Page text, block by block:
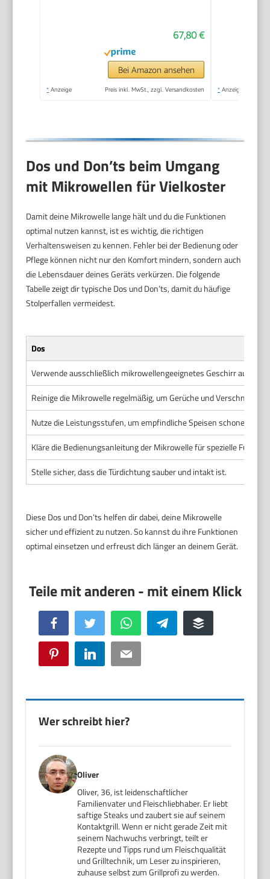
Wärmeverteilung,
17L, Schwarz /
Edelstahl, MW 7886
67,80 €
Bei Amazon ansehen
* Anzeige Preis inkl. MwSt., zzgl. Versandkosten * Anzeige
Dos und Don’ts beim Umgang
mit Mikrowellen für Vielkoster
Damit deine Mikrowelle lange hält und du die Funktionen
optimal nutzen kannst, ist es wichtig, die richtigen
Verhaltensweisen zu kennen. Fehler bei der Bedienung oder
Pflege können nicht nur den Komfort mindern, sondern auch
die Lebensdauer deines Geräts verkürzen. Die folgende
Tabelle zeigt dir typische Dos und Don’ts, damit du häufige
Stolperfallen vermeidest.
Dos
Verwende ausschließlich mikrowellengeeignetes Geschirr aus
Reinige die Mikrowelle regelmäßig, um Gerüche und
Nutze die Leistungsstufen, um empfindliche Speisen schonend zu
Kläre die Bedienungsanleitung der Mikrowelle für spezielle
Stelle sicher, dass die Türdichtung sauber und intakt ist.
Diese Dos und Don’ts helfen dir dabei, deine Mikrowelle
sicher und effizient zu nutzen. So kannst du ihre Funktionen
optimal einsetzen und erfreust dich länger an deinem Gerät.
Facebook Twitter WhatsApp Telegram Buffer
Pinterest LinkedIn Email
Wer schreibt hier?
Oliver
Oliver, 36, ist leidenschaftlicher
Familienvater und Fleischliebhaber. Er liebt
saftige Steaks und zaubert sie auf seinem
Kontaktgrill. Wenn er nicht gerade Zeit mit
seinem Nachwuchs verbringt, teilt er
Rezepte und Tipps rund um Fleischqualität
und Grilltechnik, um Leser zu inspirieren,
zuhause selbst zum Grillprofi zu werden.